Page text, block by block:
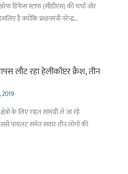
डिफेंस स्टाफ (सीडीएस) की चर्चा जोर
है क्योंकि प्रधानमंत्री नरेन्द्र…
लौट रहा हेलीकॉप्टर क्रैश, तीन
के लिए राहत सामग्री ले जा रहे
पायलट समेत सवार तीन लोगों की